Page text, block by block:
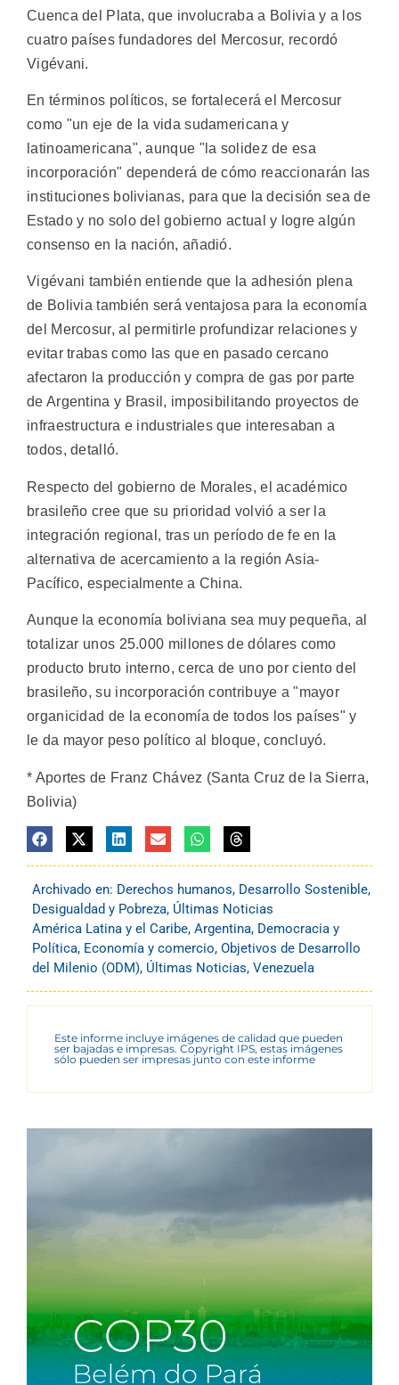
Cuenca del Plata, que involucraba a Bolivia y a los
cuatro países fundadores del Mercosur, recordó
Vigévani.
En términos políticos, se fortalecerá el Mercosur
como "un eje de la vida sudamericana y
latinoamericana", aunque "la solidez de esa
incorporación" dependerá de cómo reaccionarán las
instituciones bolivianas, para que la decisión sea de
Estado y no solo del gobierno actual y logre algún
consenso en la nación, añadió.
Vigévani también entiende que la adhesión plena
de Bolivia también será ventajosa para la economía
del Mercosur, al permitirle profundizar relaciones y
evitar trabas como las que en pasado cercano
afectaron la producción y compra de gas por parte
de Argentina y Brasil, imposibilitando proyectos de
infraestructura e industriales que interesaban a
todos, detalló.
Respecto del gobierno de Morales, el académico
brasileño cree que su prioridad volvió a ser la
integración regional, tras un período de fe en la
alternativa de acercamiento a la región Asia-
Pacífico, especialmente a China.
Aunque la economía boliviana sea muy pequeña, al
totalizar unos 25.000 millones de dólares como
producto bruto interno, cerca de uno por ciento del
brasileño, su incorporación contribuye a "mayor
organicidad de la economía de todos los países" y
le da mayor peso político al bloque, concluyó.
* Aportes de Franz Chávez (Santa Cruz de la Sierra,
Bolivia)
Archivado en: Derechos humanos, Desarrollo Sostenible,
Desigualdad y Pobreza, Últimas Noticias
América Latina y el Caribe, Argentina, Democracia y
Política, Economía y comercio, Objetivos de Desarrollo
del Milenio (ODM), Últimas Noticias, Venezuela
Este informe incluye imágenes de calidad que pueden
ser bajadas e impresas. Copyright IPS, estas imágenes
sólo pueden ser impresas junto con este informe